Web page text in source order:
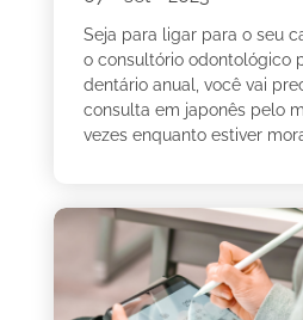
Seja para ligar para o seu
o consultório odontológico
dentário anual, você vai
consulta em japonês pelo
vezes enquanto estiver